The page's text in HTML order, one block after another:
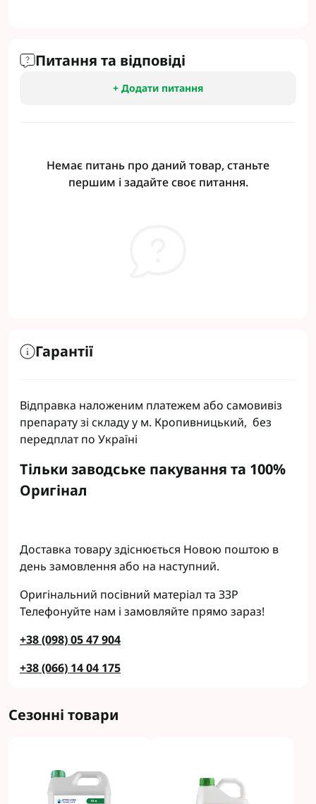
Питання та відповіді
+ Додати питання
Немає питань про даний товар, станьте
першим і задайте своє питання.
Гарантії
Відправка наложеним платежем або самовивіз
препарату зі складу у м. Кропивницький, без
передплат по Україні
Тільки заводське пакування та 100%
Оригінал
Доставка товару здіснюється Новою поштою в
день замовлення або на наступний.
Оригінальний посівний матеріал та ЗЗР
Телефонуйте нам і замовляйте прямо зараз!
+38 (098) 05 47 904
+38 (066) 14 04 175
Сезонні товари